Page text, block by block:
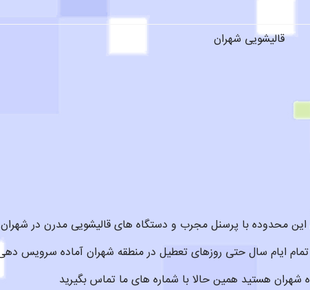
قالیشویی شهران
این محدوده با پرسنل مجرب و دستگاه های قالیشویی مدرن در شهران
شهران هستید همین حالا با شماره های ما تماس بگیرید